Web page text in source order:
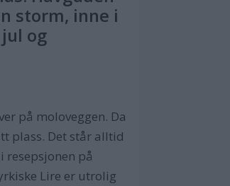
storm, inne i
og
på moloveggen. Da
plass. Det står alltid
resepsjonen på
Lire er utrolig